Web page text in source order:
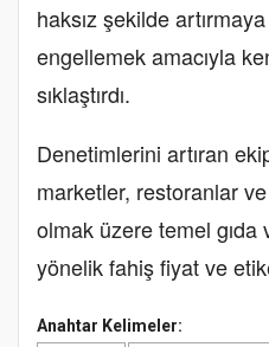
haksız şekilde
engellemek amacıyla
sıklaştırdı.
Denetimlerini artıran
marketler, restoranlar
olmak üzere temel
yönelik fahiş fiyat ve
Anahtar Kelimeler: